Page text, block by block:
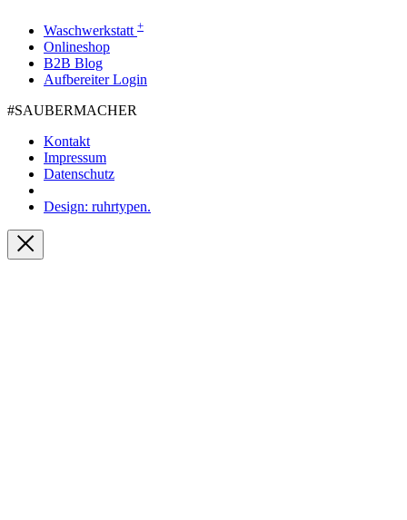
Waschwerkstatt +
Onlineshop
B2B Blog
Aufbereiter Login
#SAUBER­MACHER
Kontakt
Impressum
Datenschutz
Design: ruhrtypen.